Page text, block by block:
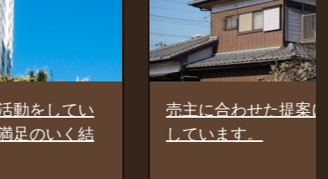
売主に合わせた提案に満足
しています。